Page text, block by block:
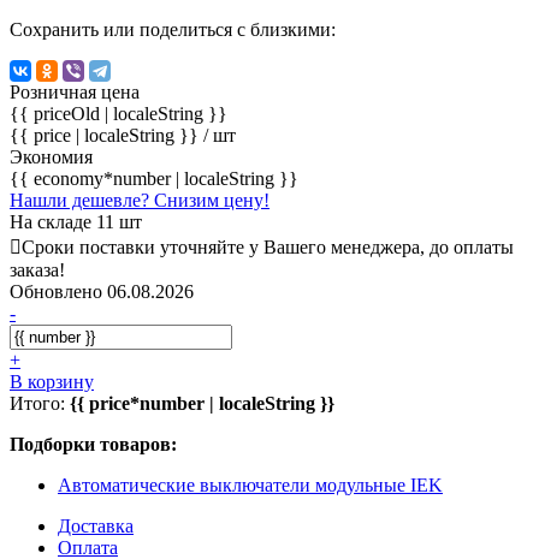
Сохранить или поделиться с близкими:
Розничная цена
{{ priceOld | localeString }}
{{ price | localeString }} / шт
Экономия
{{ economy*number | localeString }}
Нашли дешевле? Снизим цену!
На складе 11 шт
Сроки поставки уточняйте у Вашего менеджера, до оплаты
заказа!
Обновлено 06.08.2026
-
+
В корзину
Итого: {{ price*number | localeString }}
Подборки товаров:
Автоматические выключатели модульные IEK
Доставка
Оплата